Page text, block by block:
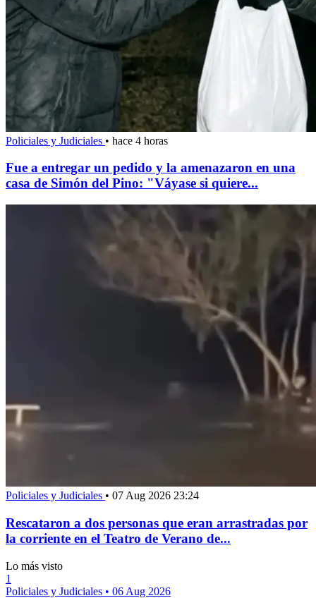
Policiales y Judiciales • hace 4 horas
Fue a entregar un pedido y la amenazaron en una
casa de Simón del Pino: "Váyase si quiere...
Policiales y Judiciales • 07 Aug 2026 23:24
Rescataron a dos personas que eran arrastradas por
la corriente en el Teatro de Verano de...
Lo más visto
1
Policiales y Judiciales • 06 Aug 2026